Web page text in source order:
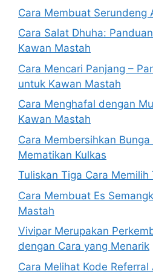
Cara Membuat Serundeng
Cara Salat Dhuha:
Kawan Mastah
Cara Mencari Panjang –
untuk Kawan Mastah
Cara Menghafal dengan
Kawan Mastah
Cara Membersihkan Bunga
Mematikan Kulkas
Tuliskan Tiga Cara Memilih
Cara Membuat Es
Mastah
Vivipar Merupakan
dengan Cara yang Menarik
Cara Melihat Kode Referral